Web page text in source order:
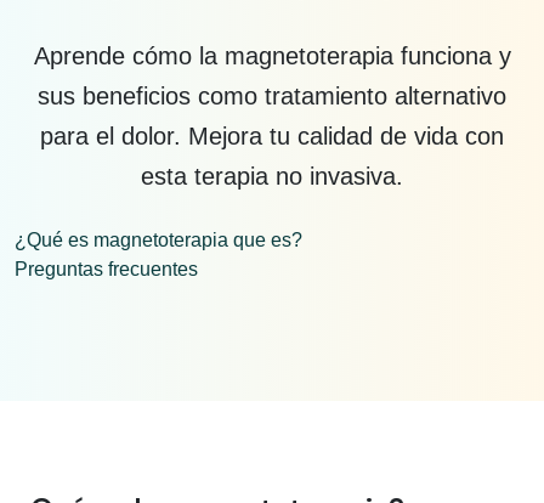
Aprende cómo la magnetoterapia funciona y
sus beneficios como tratamiento alternativo
para el dolor. Mejora tu calidad de vida con
esta terapia no invasiva.
¿Qué es magnetoterapia que es?
Preguntas frecuentes